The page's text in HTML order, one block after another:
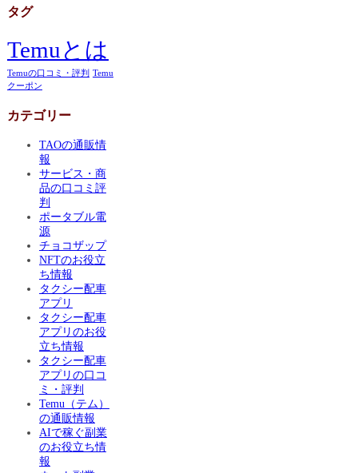
タグ
Temuとは
Temuの口コミ・評判 Temu
クーポン
カテゴリー
TAOの通販情
報
サービス・商
品の口コミ評
判
ポータブル電
源
チョコザップ
NFTのお役立
ち情報
タクシー配車
アプリ
タクシー配車
アプリのお役
立ち情報
タクシー配車
アプリの口コ
ミ・評判
Temu（テム）
の通販情報
AIで稼ぐ副業
のお役立ち情
報